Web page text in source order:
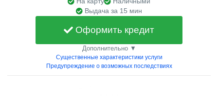
Выдача за 15 мин
Оформить кредит
Дополнительно ▼
Существенные характеристики услуги
Предупреждение о возможных последствиях